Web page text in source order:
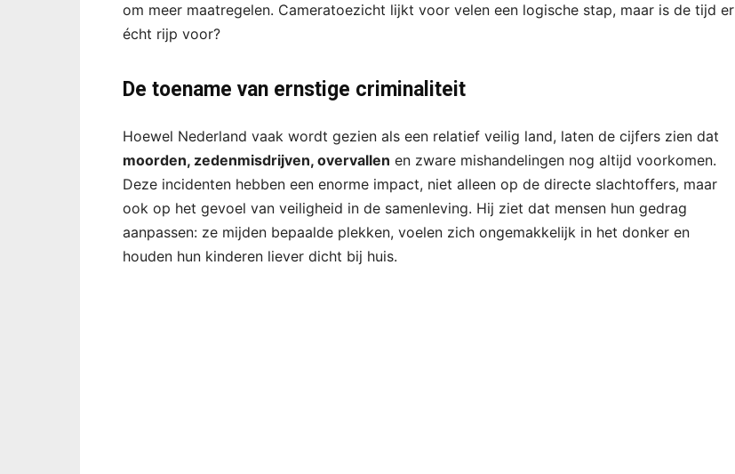
om meer maatregelen. Cameratoezicht lijkt voor velen een logische stap, maar is de tijd er
écht rijp voor?
De toename van ernstige criminaliteit
Hoewel Nederland vaak wordt gezien als een relatief veilig land, laten de cijfers zien dat
moorden, zedenmisdrijven, overvallen en zware mishandelingen nog altijd voorkomen.
Deze incidenten hebben een enorme impact, niet alleen op de directe slachtoffers, maar
ook op het gevoel van veiligheid in de samenleving. Hij ziet dat mensen hun gedrag
aanpassen: ze mijden bepaalde plekken, voelen zich ongemakkelijk in het donker en
houden hun kinderen liever dicht bij huis.